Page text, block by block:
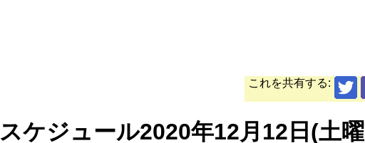
これを共有する:
スケジュール2020年12月12日(土曜